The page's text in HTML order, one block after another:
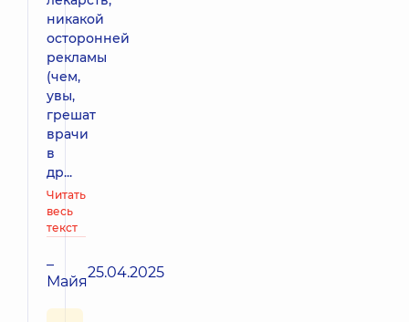
никакой
осторонней
рекламы
(чем,
увы,
грешат
врачи
в
др...
Читать
весь
текст
–
Майя25.04.2025